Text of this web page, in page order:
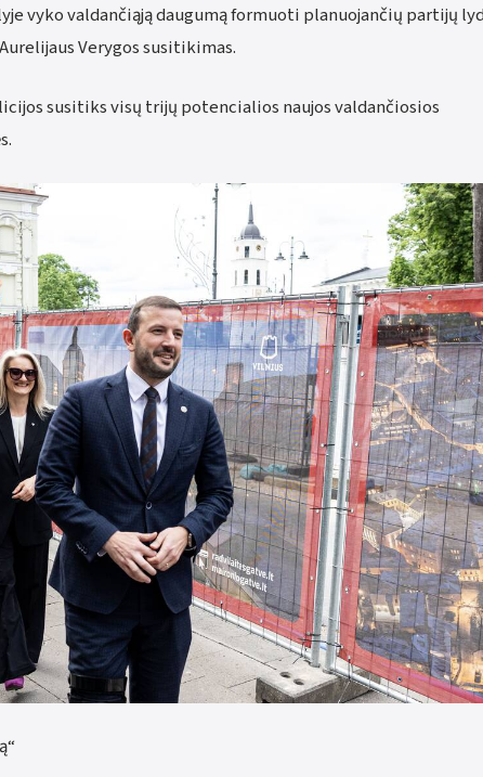
vyko valdančiąją daugumą formuoti planuojančių partijų
Verygos susitikimas.
susitiks visų trijų potencialios naujos valdančiosios